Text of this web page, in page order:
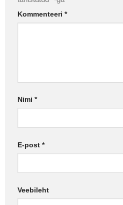
Kommenteeri *
Nimi *
E-post *
Veebileht